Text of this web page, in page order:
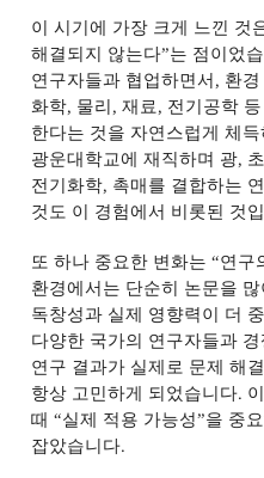
이 시기에 가장 크게 느낀 것
해결되지 않는다”는 점이었
연구자들과 협업하면서 , 환
화학, 물리 ,재료 , 전기공학
한다는 것을 자연스럽게 체
광운대학교에 재직하며 광,
전기화학, 촉매를 결합하는
것도 이 경험에서 비롯된 것
또 하나 중요한 변화는“연구
환경에서는 단순히 논문을
독창성과 실제 영향력이 더
다양한 국가의 연구자들과
연구 결과가 실제로 문제 해
항상 고민하게 되었습니다.
때 “실제 적용 가능성”을 중
잡았습니다.